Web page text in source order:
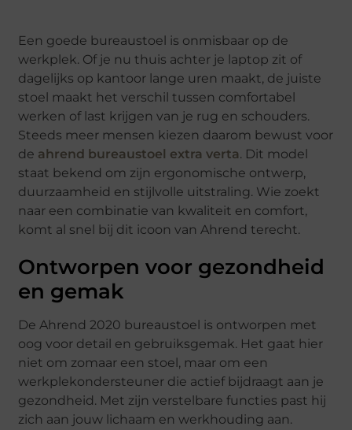
Een goede bureaustoel is onmisbaar op de
werkplek. Of je nu thuis achter je laptop zit of
dagelijks op kantoor lange uren maakt, de juiste
stoel maakt het verschil tussen comfortabel
werken of last krijgen van je rug en schouders.
Steeds meer mensen kiezen daarom bewust voor
de ahrend bureaustoel extra verta. Dit model
staat bekend om zijn ergonomische ontwerp,
duurzaamheid en stijlvolle uitstraling. Wie zoekt
naar een combinatie van kwaliteit en comfort,
komt al snel bij dit icoon van Ahrend terecht.
Ontworpen voor gezondheid
en gemak
De Ahrend 2020 bureaustoel is ontworpen met
oog voor detail en gebruiksgemak. Het gaat hier
niet om zomaar een stoel, maar om een
werkplekondersteuner die actief bijdraagt aan je
gezondheid. Met zijn verstelbare functies past hij
zich aan jouw lichaam en werkhouding aan.